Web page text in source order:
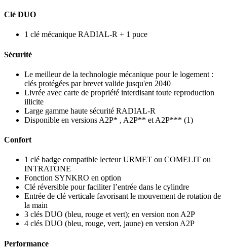
Clé DUO
1 clé mécanique RADIAL-R + 1 puce
Sécurité
Le meilleur de la technologie mécanique pour le logement :
clés protégées par brevet valide jusqu'en 2040
Livrée avec carte de propriété interdisant toute reproduction
illicite
Large gamme haute sécurité RADIAL-R
Disponible en versions A2P* , A2P** et A2P*** (1)
Confort
1 clé badge compatible lecteur URMET ou COMELIT ou
INTRATONE
Fonction SYNKRO en option
Clé réversible pour faciliter l’entrée dans le cylindre
Entrée de clé verticale favorisant le mouvement de rotation de
la main
3 clés DUO (bleu, rouge et vert); en version non A2P
4 clés DUO (bleu, rouge, vert, jaune) en version A2P
Performance